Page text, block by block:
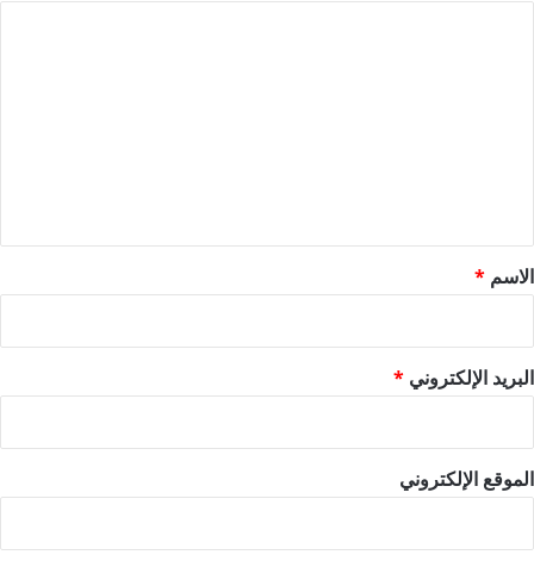
*
الاسم *
البريد الإلكتروني *
الموقع الإلكتروني